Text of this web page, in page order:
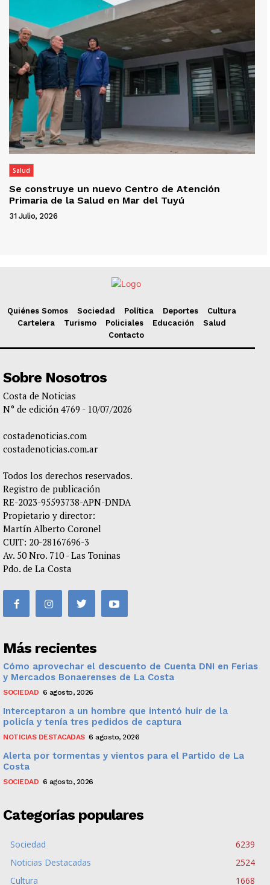
Salud
Se construye un nuevo Centro de Atención
Primaria de la Salud en Mar del Tuyú
31 Julio, 2026
Quiénes Somos Sociedad Política Deportes
Cultura
Cartelera
Turismo Policiales Educación
Salud
Contacto
Sobre Nosotros
Costa de Noticias
N° de edición 4769 - 10/07/2026
costadenoticias.com
costadenoticias.com.ar
Todos los derechos reservados.
Registro de publicación
RE-2023-95593738-APN-DNDA
Propietario y director:
Martín Alberto Coronel
CUIT: 20-28167696-3
Av. 50 Nro. 710 - Las Toninas
Pdo. de La Costa
Más recientes
Cómo aprovechar el descuento de Cuenta DNI en Ferias
y Mercados Bonaerenses de La Costa
SOCIEDAD 6 agosto, 2026
Interceptaron a un hombre que intentó huir de la
policía y tenía tres pedidos de captura
NOTICIAS DESTACADAS 6 agosto, 2026
Alerta por tormentas y vientos para el Partido de La
Costa
SOCIEDAD 6 agosto, 2026
Categorías populares
Sociedad
6239
Noticias Destacadas
2524
Cultura
1668